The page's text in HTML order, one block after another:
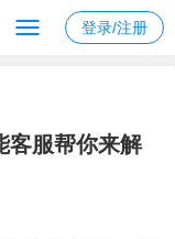
登录/注册
客服帮你来解